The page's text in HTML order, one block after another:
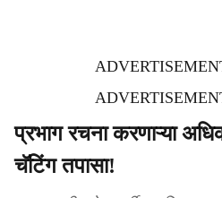
प्रभाग रचना करणाऱ्या
चॅटिंग तपासा!